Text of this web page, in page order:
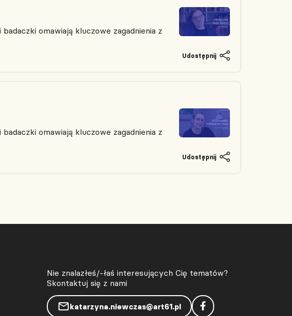
omawiają kluczowe zagadnienia z
Udostępnij
omawiają kluczowe zagadnienia z
Udostępnij
Nie znalazłeś/-łaś interesujących Cię tematów?
Skontaktuj się z nami
katarzyna.niewczas@art61.pl